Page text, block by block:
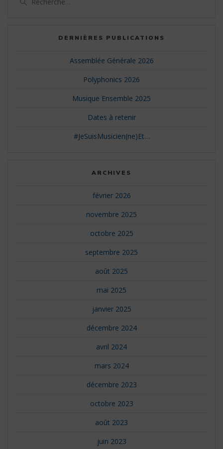
DERNIÈRES PUBLICATIONS
Assemblée Générale 2026
Polyphonics 2026
Musique Ensemble 2025
Dates à retenir
#JeSuisMusicien(ne)Et…
ARCHIVES
février 2026
novembre 2025
octobre 2025
septembre 2025
août 2025
mai 2025
janvier 2025
décembre 2024
avril 2024
mars 2024
décembre 2023
octobre 2023
août 2023
juin 2023